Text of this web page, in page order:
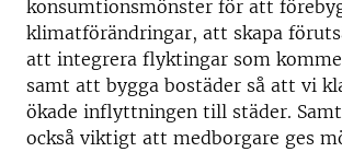
konsumtionsmönster för att
klimatförändringar, att skapa
att integrera flyktingar som
samt att bygga bostäder så att vi
ökade inflyttningen till städer.
också viktigt att medborgare ges